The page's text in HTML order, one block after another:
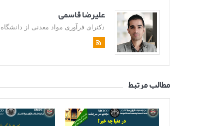
علیرضا قاسمی
دکترای فرآوری مواد معدنی از دانشگاه
مطالب مرتبط